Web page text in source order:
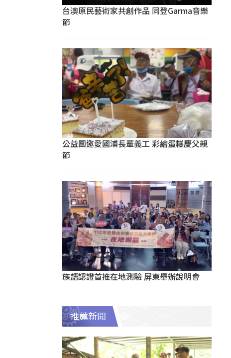
台澳原民藝術家共創作品 同登Garma音樂
節
公益團邀愛國浦長輩義工 彩繪蛋糕慶父親
節
族語認證首推在地測驗 屏東舉辦說明會
推薦新聞